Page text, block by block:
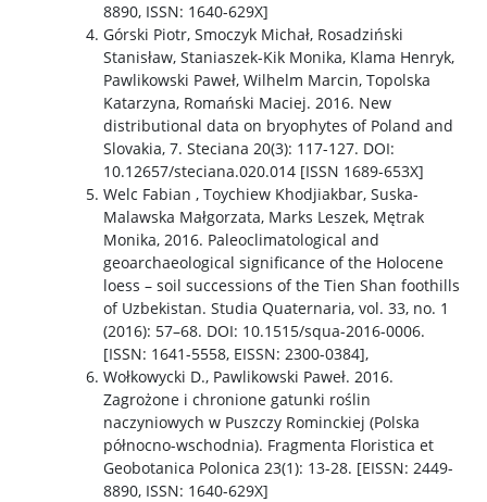
8890, ISSN: 1640-629X]
Górski Piotr, Smoczyk Michał, Rosadziński
Stanisław, Staniaszek-Kik Monika, Klama Henryk,
Pawlikowski Paweł, Wilhelm Marcin, Topolska
Katarzyna, Romański Maciej. 2016. New
distributional data on bryophytes of Poland and
Slovakia, 7. Steciana 20(3): 117-127. DOI:
10.12657/steciana.020.014 [ISSN 1689-653X]
Welc Fabian , Toychiew Khodjiakbar, Suska-
Malawska Małgorzata, Marks Leszek, Mętrak
Monika, 2016. Paleoclimatological and
geoarchaeological significance of the Holocene
loess – soil successions of the Tien Shan foothills
of Uzbekistan. Studia Quaternaria, vol. 33, no. 1
(2016): 57–68. DOI: 10.1515/squa-2016-0006.
[ISSN: 1641-5558, EISSN: 2300-0384],
Wołkowycki D., Pawlikowski Paweł. 2016.
Zagrożone i chronione gatunki roślin
naczyniowych w Puszczy Rominckiej (Polska
północno-wschodnia). Fragmenta Floristica et
Geobotanica Polonica 23(1): 13-28. [EISSN: 2449-
8890, ISSN: 1640-629X]